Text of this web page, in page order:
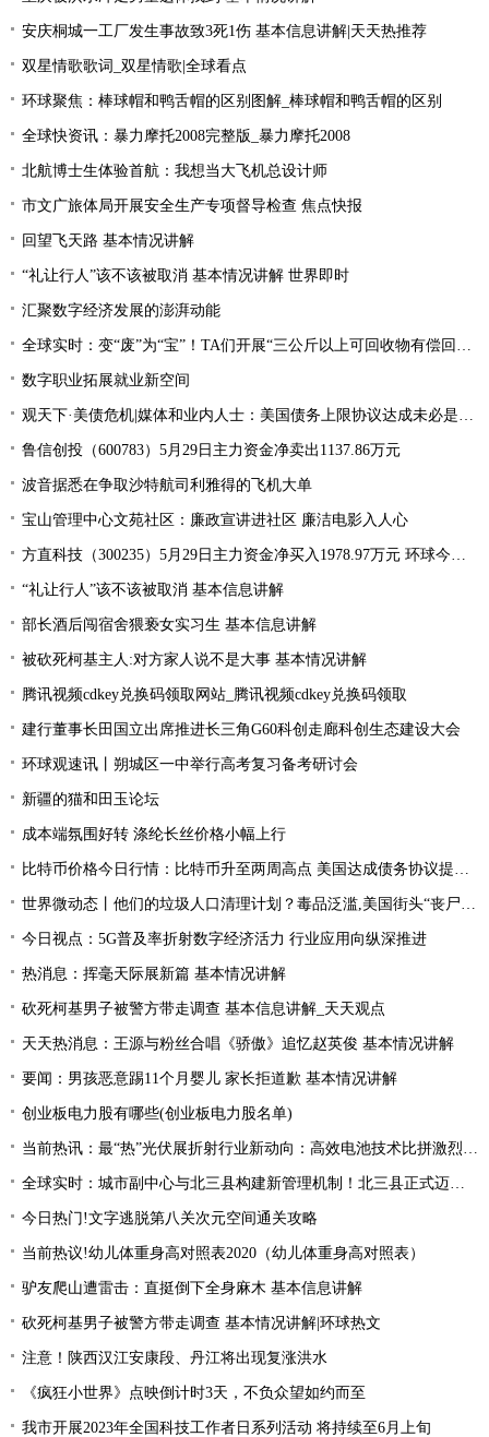
安庆桐城一工厂发生事故致3死1伤 基本信息讲解|天天热推荐
双星情歌歌词_双星情歌|全球看点
环球聚焦：棒球帽和鸭舌帽的区别图解_棒球帽和鸭舌帽的区别
全球快资讯：暴力摩托2008完整版_暴力摩托2008
北航博士生体验首航：我想当大飞机总设计师
市文广旅体局开展安全生产专项督导检查 焦点快报
回望飞天路 基本情况讲解
“礼让行人”该不该被取消 基本情况讲解 世界即时
汇聚数字经济发展的澎湃动能
全球实时：变“废”为“宝”！TA们开展“三公斤以上可回收物有偿回收”宣传活动
数字职业拓展就业新空间
观天下·美债危机|媒体和业内人士：美国债务上限协议达成未必是“好消息”
鲁信创投（600783）5月29日主力资金净卖出1137.86万元
波音据悉在争取沙特航司利雅得的飞机大单
宝山管理中心文苑社区：廉政宣讲进社区 廉洁电影入人心
方直科技（300235）5月29日主力资金净买入1978.97万元 环球今亮点
“礼让行人”该不该被取消 基本信息讲解
部长酒后闯宿舍猥亵女实习生 基本信息讲解
被砍死柯基主人:对方家人说不是大事 基本情况讲解
腾讯视频cdkey兑换码领取网站_腾讯视频cdkey兑换码领取
建行董事长田国立出席推进长三角G60科创走廊科创生态建设大会
环球观速讯丨朔城区一中举行高考复习备考研讨会
新疆的猫和田玉论坛
成本端氛围好转 涤纶长丝价格小幅上行
比特币价格今日行情：比特币升至两周高点 美国达成债务协议提振风险偏好
世界微动态丨他们的垃圾人口清理计划？毒品泛滥,美国街头“丧尸”遍地 白宫:新兴威胁
今日视点：5G普及率折射数字经济活力 行业应用向纵深推进
热消息：挥毫天际展新篇 基本情况讲解
砍死柯基男子被警方带走调查 基本信息讲解_天天观点
天天热消息：王源与粉丝合唱《骄傲》追忆赵英俊 基本情况讲解
要闻：男孩恶意踢11个月婴儿 家长拒道歉 基本情况讲解
创业板电力股有哪些(创业板电力股名单)
当前热讯：最“热”光伏展折射行业新动向：高效电池技术比拼激烈 光伏厂商掘金第二赛道
全球实时：城市副中心与北三县构建新管理机制！北三县正式迈入“北京管理”时代！
今日热门!文字逃脱第八关次元空间通关攻略
当前热议!幼儿体重身高对照表2020（幼儿体重身高对照表）
驴友爬山遭雷击：直挺倒下全身麻木 基本信息讲解
砍死柯基男子被警方带走调查 基本情况讲解|环球热文
注意！陕西汉江安康段、丹江将出现复涨洪水
《疯狂小世界》点映倒计时3天，不负众望如约而至
我市开展2023年全国科技工作者日系列活动 将持续至6月上旬